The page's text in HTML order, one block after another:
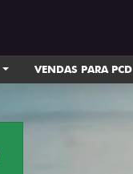
VENDAS PARA PCD